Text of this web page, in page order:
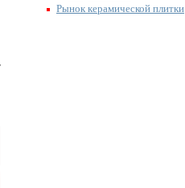
Рынок керамической плитки